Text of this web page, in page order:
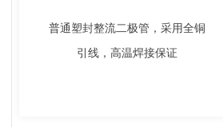
普通塑封整流二极管，采用全铜
引线，高温焊接保证